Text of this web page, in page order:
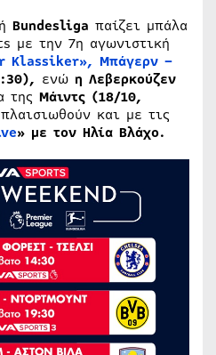
Bundesliga παίζει μπάλα
με την 7η αγωνιστική
Klassiker», Μπάγερν –
ενώ η Λεβερκούζεν
της Μάιντς (18/10,
και με τις
» με τον Ηλία Βλάχο.